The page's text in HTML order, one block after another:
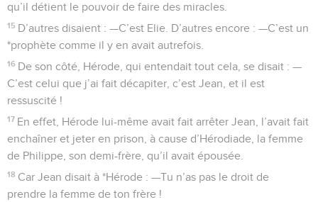
qu’il détient le pouvoir de faire des miracles.
15 D’autres disaient : —C’est Elie. D’autres encore : —C’est un
*prophète comme il y en avait autrefois.
16 De son côté, Hérode, qui entendait tout cela, se disait : —
C’est celui que j’ai fait décapiter, c’est Jean, et il est
ressuscité !
17 En effet, Hérode lui-même avait fait arrêter Jean, l’avait fait
enchaîner et jeter en prison, à cause d’Hérodiade, la femme
de Philippe, son demi-frère, qu’il avait épousée.
18 Car Jean disait à *Hérode : —Tu n’as pas le droit de
prendre la femme de ton frère !